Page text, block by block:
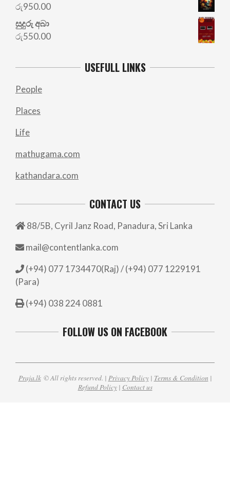
රු950.00
සුදුරු අබා
රු550.00
USEFULL LINKS
People
Places
Life
mathugama.com
kathandara.com
CONTACT US
88/5B, Cyril Janz Road, Panadura, Sri Lanka
mail@contentlanka.com
(+94) 077 1734470(Raj) / (+94) 077 1229191
(Para)
(+94) 038 224 0881
FOLLOW US ON FACEBOOK
Praja.lk© All rights reserved. | Privacy Policy| Terms & Condition |
Refund Policy| Contact us